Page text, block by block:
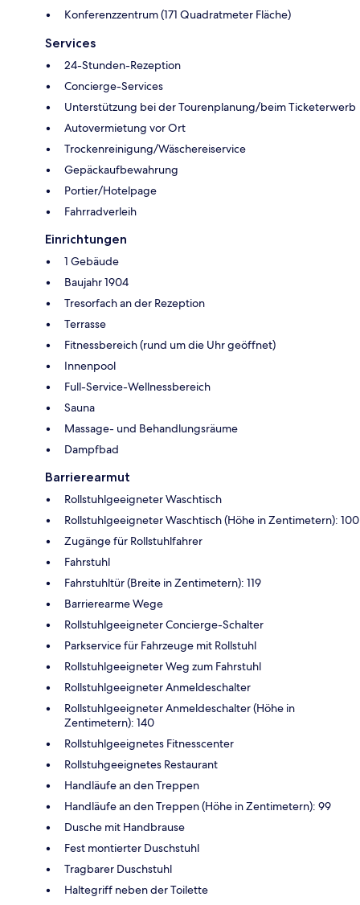
Konferenzzentrum (171 Quadratmeter Fläche)
Services
24-Stunden-Rezeption
Concierge-Services
Unterstützung bei der Tourenplanung/beim Ticketerwerb
Autovermietung vor Ort
Trockenreinigung/Wäschereiservice
Gepäckaufbewahrung
Portier/Hotelpage
Fahrradverleih
Einrichtungen
1 Gebäude
Baujahr 1904
Tresorfach an der Rezeption
Terrasse
Fitnessbereich (rund um die Uhr geöffnet)
Innenpool
Full-Service-Wellnessbereich
Sauna
Massage- und Behandlungsräume
Dampfbad
Barrierearmut
Rollstuhlgeeigneter Waschtisch
Rollstuhlgeeigneter Waschtisch (Höhe in Zentimetern): 100
Zugänge für Rollstuhlfahrer
Fahrstuhl
Fahrstuhltür (Breite in Zentimetern): 119
Barrierearme Wege
Rollstuhlgeeigneter Concierge-Schalter
Parkservice für Fahrzeuge mit Rollstuhl
Rollstuhlgeeigneter Weg zum Fahrstuhl
Rollstuhlgeeigneter Anmeldeschalter
Rollstuhlgeeigneter Anmeldeschalter (Höhe in
Zentimetern): 140
Rollstuhlgeeignetes Fitnesscenter
Rollstuhgeeignetes Restaurant
Handläufe an den Treppen
Handläufe an den Treppen (Höhe in Zentimetern): 99
Dusche mit Handbrause
Fest montierter Duschstuhl
Tragbarer Duschstuhl
Haltegriff neben der Toilette